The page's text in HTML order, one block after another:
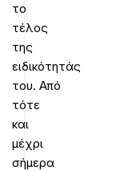
το
τέλος
της
ειδικότητάς
του. Από
τότε
και
μέχρι
σήμερα